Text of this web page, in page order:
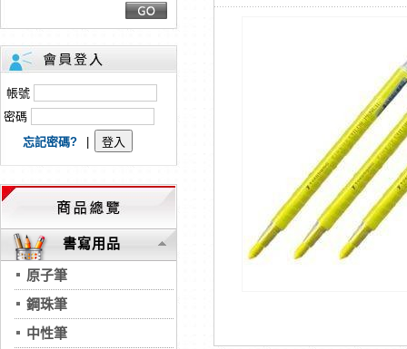
茲因國際情勢變化石油及塑化原物料波動漲幅甚大，部份上游供應商已採取
本網站免費註冊，所標示的商品單價皆為“未稅價格”；本公司保有是否接單出
HP、EPSON、CANON原廠耗材價格浮動，下單前請先跟客服人員確認最新
本網站免費註冊，所標示的商品單價皆為“未稅價格”；本公司保有是否接單出
匯款客戶請注意！因商品繁複來不及發現短缺，遂待客服人員跟您確認訂單
本網站免費註冊，所標示的商品單價皆為“未稅價格”；本公司保有是否接單出
帳號
密碼
忘記密碼?
書寫用品
原子筆
鋼珠筆
中性筆